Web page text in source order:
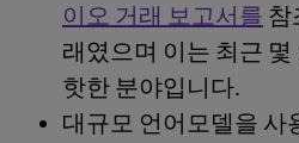
이오 거래 보고서를 참
래였으며 이는 최근
핫한 분야입니다.
대규모 언어모델을 사